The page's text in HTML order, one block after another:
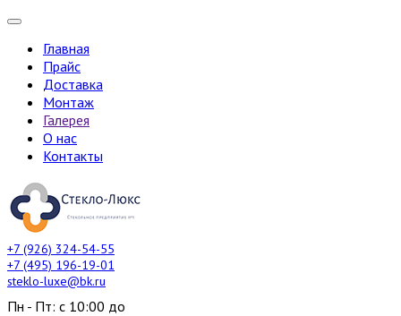
Главная
Прайс
Доставка
Монтаж
Галерея
О нас
Контакты
+7 (926) 324-54-55
+7 (495) 196-19-01
steklo-luxe@bk.ru
Пн - Пт: с 10:00 до